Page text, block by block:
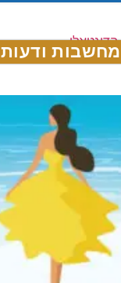
הדיגטאלי
מחשבות ודעות